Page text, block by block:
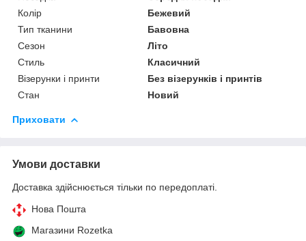
Колір
Бежевий
Тип тканини
Бавовна
Сезон
Літо
Стиль
Класичний
Візерунки і принти
Без візерунків і принтів
Стан
Новий
Приховати
Умови доставки
Доставка здійснюється тільки по передоплаті.
Нова Пошта
Магазини Rozetka